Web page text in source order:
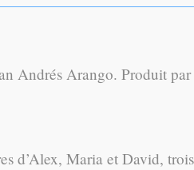
Andrés Arango. Produit
d’Alex, Maria et David,